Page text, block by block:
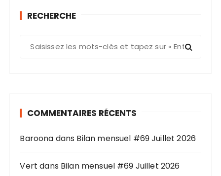
RECHERCHE
e
o
COMMENTAIRES RÉCENTS
Baroona dans Bilan mensuel #69 Juillet 2026
Vert dans Bilan mensuel #69 Juillet 2026